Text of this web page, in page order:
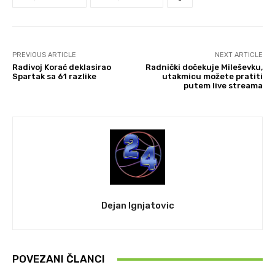
PREVIOUS ARTICLE
Radivoj Korać deklasirao
Spartak sa 61 razlike
NEXT ARTICLE
Radnički dočekuje Mileševku,
utakmicu možete pratiti
putem live streama
Dejan Ignjatovic
POVEZANI ČLANCI